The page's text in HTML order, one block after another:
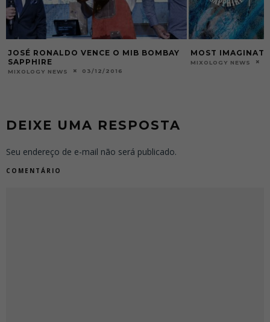
JOSÉ RONALDO VENCE O MIB BOMBAY
SAPPHIRE
MIXOLOGY NEWS 03/12/2016
MOST
MIXOLOGY NEWS
DEIXE UMA RESPOSTA
Seu endereço de e-mail não será publicado.
COMENTÁRIO